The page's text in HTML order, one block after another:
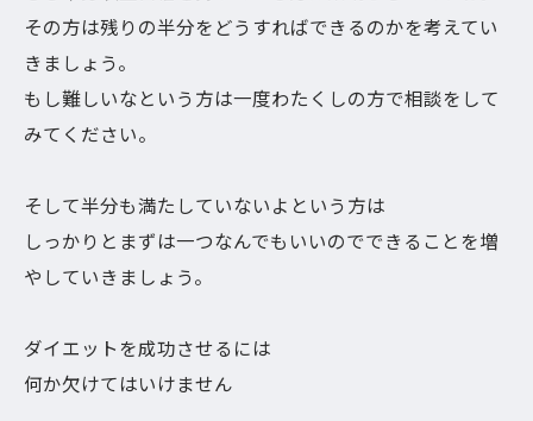
その方は残りの半分をどうすればできるのかを考えてい
きましょう。
もし難しいなという方は一度わたくしの方で相談をして
みてください。
そして半分も満たしていないよという方は
しっかりとまずは一つなんでもいいのでできることを増
やしていきましょう。
ダイエットを成功させるには
何か欠けてはいけません